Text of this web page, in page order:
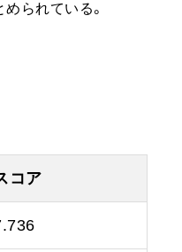
られている。
コア